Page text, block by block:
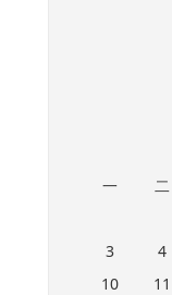
一 二
3
4
10
11